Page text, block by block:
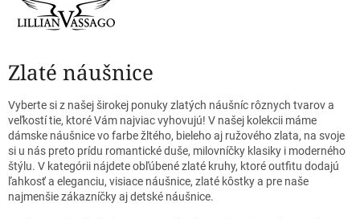
Zlaté náušnice
Vyberte si z našej širokej ponuky zlatých náušníc rôznych tvarov a
veľkostí tie, ktoré Vám najviac vyhovujú! V našej kolekcii máme
dámske náušnice vo farbe žltého, bieleho aj ružového zlata, na svoje
si u nás preto prídu romantické duše, milovníčky klasiky i moderného
štýlu. V kategórii nájdete obľúbené zlaté kruhy, ktoré outfitu dodajú
ľahkosť a eleganciu, visiace náušnice, zlaté kôstky a pre naše
najmenšie zákazníčky aj detské náušnice.